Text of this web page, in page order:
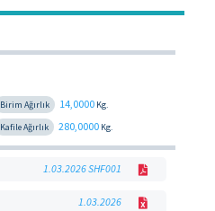
Birim Ağırlık 14,0000 Kg.
Kafile Ağırlık
280,0000 Kg.
1.03.2026 SHF001
1.03.2026